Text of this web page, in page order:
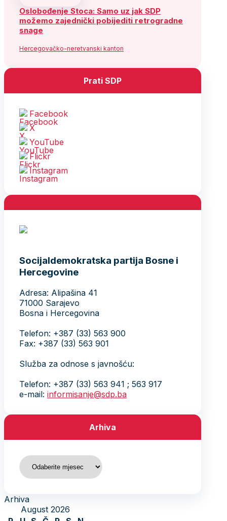
Oslobođenje Stoca: Samo uz jak SDP
možemo zajednički pobijediti retrogradne
snage
Hercegovačko-neretvanski kanton
Prati SDP
Facebook
X
YouTube
Flickr
Instagram
Socijaldemokratska partija Bosne i
Hercegovine
Adresa: Alipašina 41
71000 Sarajevo
Bosna i Hercegovina
Telefon: +387 (33) 563 900
Fax: +387 (33) 563 901
Služba za odnose s javnošću:
Telefon: +387 (33) 563 941 ; 563 917
e-mail: informisanje@sdp.ba
Arhiva
Arhiva
Arhiva
August 2026